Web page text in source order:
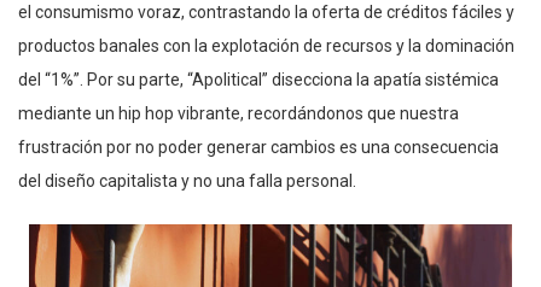
el consumismo voraz, contrastando la oferta de créditos fáciles y
productos banales con la explotación de recursos y la dominación
del “1%”. Por su parte, “Apolitical” disecciona la apatía sistémica
mediante un hip hop vibrante, recordándonos que nuestra
frustración por no poder generar cambios es una consecuencia
del diseño capitalista y no una falla personal.